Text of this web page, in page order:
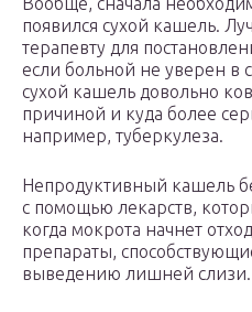
появился сухой кашель.
терапевту для
если больной не уверен в
сухой кашель довольно
причиной и куда более
например, туберкулеза.
Непродуктивный кашель
с помощью лекарств,
когда мокрота начнет
препараты,
выведению лишней слизи.